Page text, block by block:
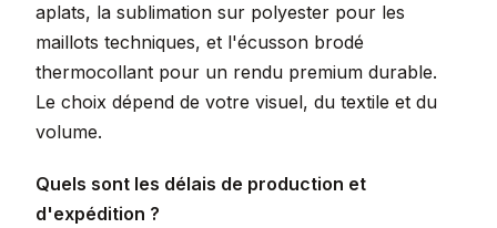
aplats, la sublimation sur polyester pour les
maillots techniques, et l'écusson brodé
thermocollant pour un rendu premium durable.
Le choix dépend de votre visuel, du textile et du
volume.
Quels sont les délais de production et
d'expédition ?